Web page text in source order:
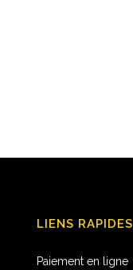
LIENS RAPIDES
Paiement en ligne